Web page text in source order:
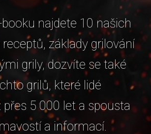
najdete 10 našich
základy grilování
grily, dozvíte se také
grilů, které lidé
přes 5 000 let a spousta
a informací.